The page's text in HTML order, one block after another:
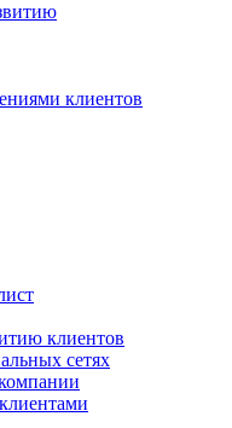
клиентов
клиентов
сетях